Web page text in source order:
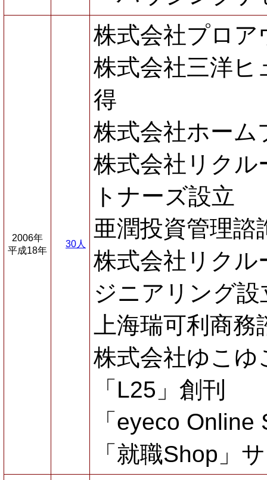
2006年
平成18年
30人
株式会社プロア
株式会社三洋ヒ
得
株式会社ホーム
株式会社リク
トナーズ設立
亜潤投資管理諮
株式会社リク
ジニアリング設
上海瑞可利商
株式会社ゆこゆ
「L25」創刊
「eyeco
「就職Shop」